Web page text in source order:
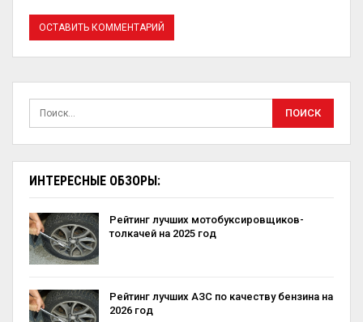
ИНТЕРЕСНЫЕ ОБЗОРЫ:
Рейтинг лучших мотобуксировщиков-
толкачей на 2025 год
Рейтинг лучших АЗС по качеству бензина на
2026 год